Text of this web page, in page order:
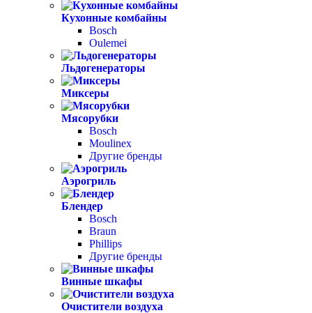
Кухонные комбайны
Bosch
Oulemei
Льдогенераторы
Миксеры
Мясорубки
Bosch
Moulinex
Другие бренды
Аэрогриль
Блендер
Bosch
Braun
Phillips
Другие бренды
Винные шкафы
Очистители воздуха